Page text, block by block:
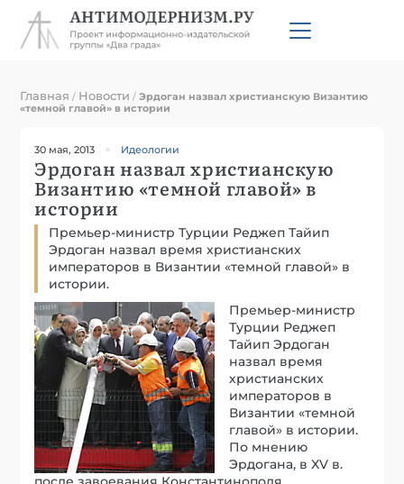
Главная / Новости /Эрдоган назвал христианскую Византию
«темной главой» в истории
30 мая, 2013 Идеологии
Эрдоган назвал христианскую
Византию «темной главой» в
истории
Премьер-министр Турции Реджеп Тайип
Эрдоган назвал время христианских
императоров в Византии «темной главой» в
истории.
Премьер-министр
Турции Реджеп
Тайип Эрдоган
назвал время
христианских
императоров в
Византии «темной
главой» в истории.
По мнению
Эрдогана, в XV в.